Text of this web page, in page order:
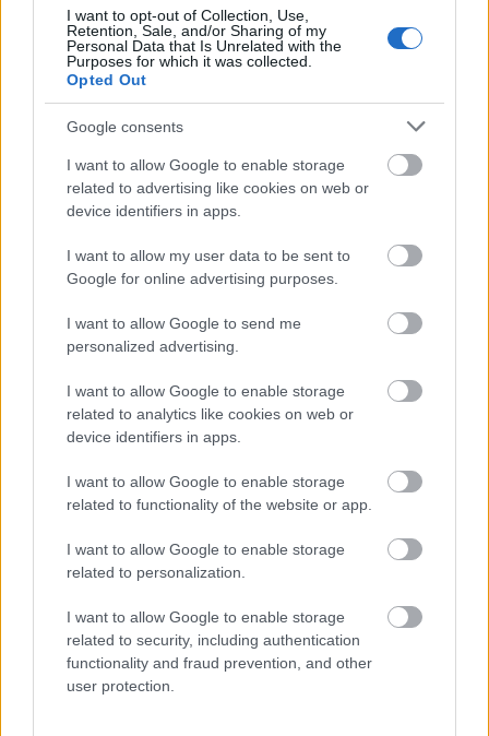
I want to opt-out of Collection, Use,
Retention, Sale, and/or Sharing of my
Personal Data that Is Unrelated with the
Purposes for which it was collected.
Opted Out
Google consents
I want to allow Google to enable storage
related to advertising like cookies on web or
device identifiers in apps.
I want to allow my user data to be sent to
Google for online advertising purposes.
I want to allow Google to send me
personalized advertising.
I want to allow Google to enable storage
related to analytics like cookies on web or
device identifiers in apps.
I want to allow Google to enable storage
related to functionality of the website or app.
I want to allow Google to enable storage
related to personalization.
I want to allow Google to enable storage
related to security, including authentication
functionality and fraud prevention, and other
user protection.
περνά μέσα από την υποβολή του εντύπου Δ211 για
Έναρξη/Μεταβολή/Διακοπή υπό ίδρυση
επιχείρησης. Το έντυπο μπορεί να υποβληθεί και
χειρόγραφα στη Δ.Ο.Υ.
2. Παράλληλα θα πρέπει να υποβληθούν:
του κτιρίου. Αν δεν υπάρχει κανονισμός κτιρίου,
οριζοντίου ιδιοκτησίας στο κτίριο.
Πρακτικό γενικής συνέλευσης της εκλογής του
διαχειριστή, όταν η αίτηση για την απόδοση
ΑΦΜ υποβάλλεται από τον διαχειριστή. Αν δεν
υπάρχει διαχειριστής, πρακτικό γενικής
συνέλευσης με το οποίοορίζεταιαπλώς το
πρόσωπο που θα υποβάλει την αίτηση για
λογαριασμό της άτυπης ένωσης και θα προβεί
ΑΦΜ, υπογεγραμμένο σε κάθε περίπτωση από
την απαιτούμενη πλειοψηφία επί της νόμιμης
απαρτίας των συνιδιοκτητών, ως αυτή ορίζεται